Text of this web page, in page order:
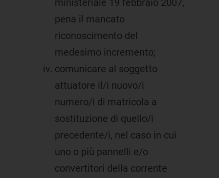
ministeriale 19 febbraio 2007,
pena il mancato
riconoscimento del
medesimo incremento;
comunicare al soggetto
attuatore il/i nuovo/i
numero/i di matricola a
sostituzione di quello/i
precedente/i, nel caso in cui
uno o più pannelli e/o
convertitori della corrente